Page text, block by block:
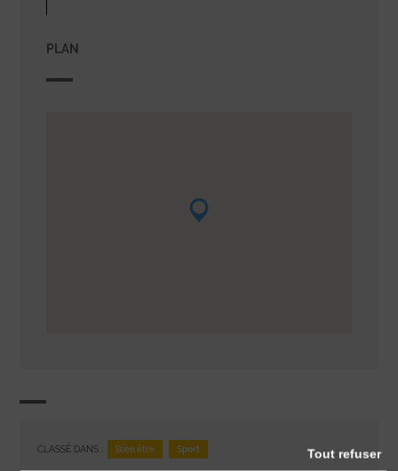
PLAN
CLASSÉ DANS : Bien être Sport Tout refuser